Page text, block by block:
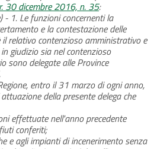
30 dicembre 2016, n. 35:
- 1. Le funzioni concernenti la
e la contestazione delle
relativo contenzioso amministrativo e
giudizio sia nel contenzioso
sono delegate alle Province
entro il 31 marzo di ogni anno,
della presente delega che
effettuate nell'anno precedente
conferiti;
e agli impianti di incenerimento senza